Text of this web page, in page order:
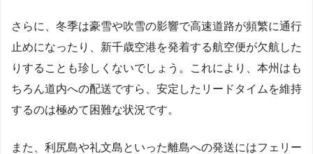
さらに、冬季は豪雪や吹雪の影響で高速道路が頻繁に通行
止めになったり、新千歳空港を発着する航空便が欠航した
りすることも珍しくないでしょう。これにより、本州はも
ちろん道内への配送ですら、安定したリードタイムを維持
するのは極めて困難な状況です。
また、利尻島や礼文島といった離島への発送にはフェリー